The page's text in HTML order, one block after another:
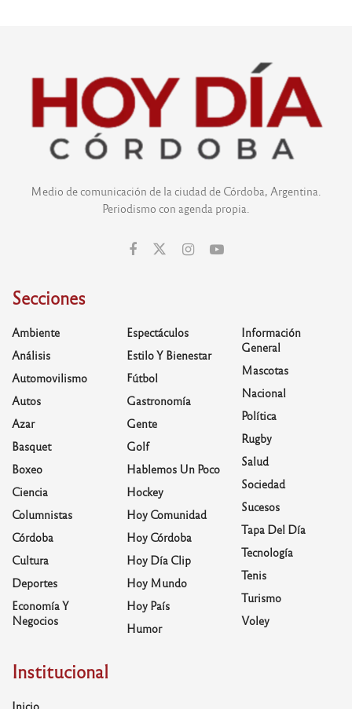
Medio de comunicación de la ciudad de Córdoba, Argentina.
Periodismo con agenda propia.
Secciones
Ambiente
Análisis
Automovilismo
Autos
Azar
Basquet
Boxeo
Ciencia
Columnistas
Córdoba
Cultura
Deportes
Economía Y
Negocios
Espectáculos
Estilo Y Bienestar
Fútbol
Gastronomía
Gente
Golf
Hablemos Un Poco
Hockey
Hoy Comunidad
Hoy Córdoba
Hoy Día Clip
Hoy Mundo
Hoy País
Humor
Información
General
Mascotas
Nacional
Política
Rugby
Salud
Sociedad
Sucesos
Tapa Del Día
Tecnología
Tenis
Turismo
Voley
Institucional
Inicio